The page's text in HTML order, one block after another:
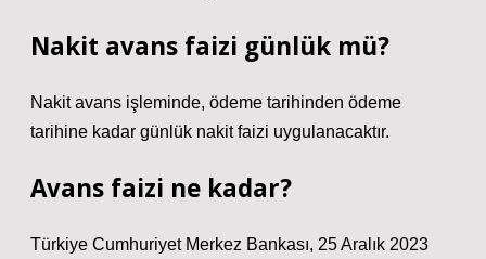
Nakit avans faizi günlük mü?
Nakit avans işleminde, ödeme tarihinden ödeme
tarihine kadar günlük nakit faizi uygulanacaktır.
Avans faizi ne kadar?
Türkiye Cumhuriyet Merkez Bankası, 25 Aralık 2023